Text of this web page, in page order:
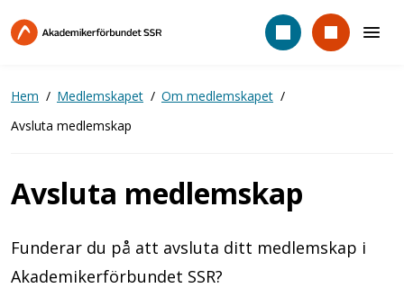
till
Hem Medlemskapet
Om medlemskapet
Avsluta medlemskap
Avsluta medlemskap
Funderar du på att avsluta ditt medlemskap i
Akademikerförbundet SSR?